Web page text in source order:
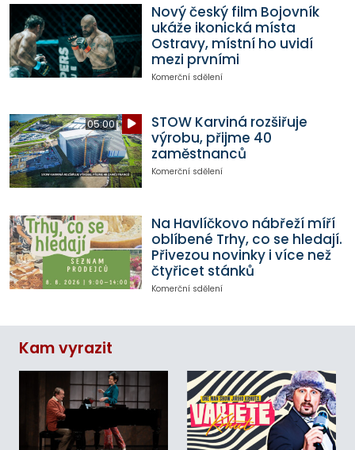
Nový český film Bojovník
ukáže ikonická místa
Ostravy, místní ho uvidí
mezi prvními
Komerční sdělení
05:00
STOW Karviná rozšiřuje
výrobu, přijme 40
zaměstnanců
Komerční sdělení
Na Havlíčkovo nábřeží míří
oblíbené Trhy, co se hledají.
Přivezou novinky i více než
čtyřicet stánků
Komerční sdělení
Kam vyrazit